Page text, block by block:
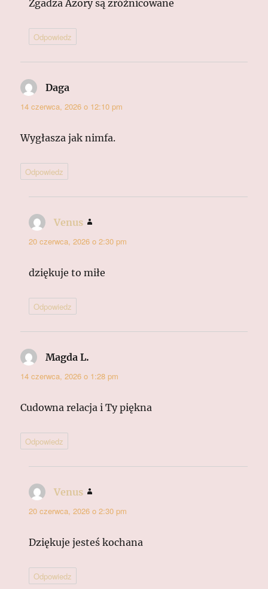
Zgadza Azory są zróżnicowane
Odpowiedz
Daga
14 czerwca, 2026 o 12:10 pm
Wygłasza jak nimfa.
Odpowiedz
Venus
20 czerwca, 2026 o 2:30 pm
dziękuje to miłe
Odpowiedz
Magda L.
14 czerwca, 2026 o 1:28 pm
Cudowna relacja i Ty piękna
Odpowiedz
Venus
20 czerwca, 2026 o 2:30 pm
Dziękuje jesteś kochana
Odpowiedz